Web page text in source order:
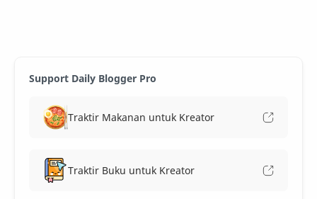
Support Daily Blogger Pro
Traktir Makanan untuk Kreator
Traktir Buku untuk Kreator